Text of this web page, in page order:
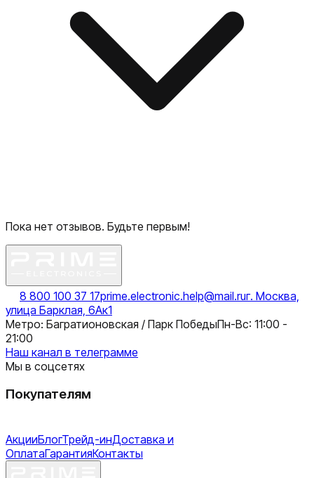
Пока нет отзывов. Будьте первым!
8 800 100 37 17prime.electronic.help@mail.ruг. Москва,
улица Барклая, 6Ак1
Метро: Багратионовская / Парк ПобедыПн-Вс: 11:00 -
21:00
Наш канал в телеграмме
Мы в соцсетях
Покупателям
АкцииБлогТрейд-инДоставка и
ОплатаГарантияКонтакты